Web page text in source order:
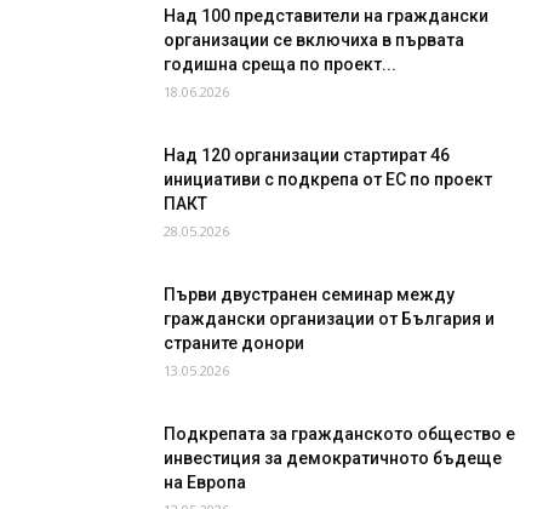
Над 100 представители на граждански
организации се включиха в първата
годишна среща по проект...
18.06.2026
Над 120 организации стартират 46
инициативи с подкрепа от ЕС по проект
ПАКТ
28.05.2026
Първи двустранен семинар между
граждански организации от България и
страните донори
13.05.2026
Подкрепата за гражданското общество е
инвестиция за демократичното бъдеще
на Европа